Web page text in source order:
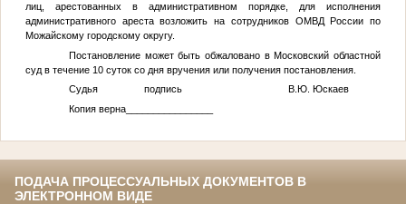
лиц, арестованных в административном порядке, для исполнения
административного ареста возложить на сотрудников ОМВД России по
Можайскому городскому округу.
Постановление может быть обжаловано в Московский областной
суд в течение 10 суток со дня вручения или получения постановления.
Судья подпись В.Ю. Юскаев
Копия верна________________
ПОДАЧА ПРОЦЕССУАЛЬНЫХ ДОКУМЕНТОВ В
ЭЛЕКТРОННОМ ВИДЕ